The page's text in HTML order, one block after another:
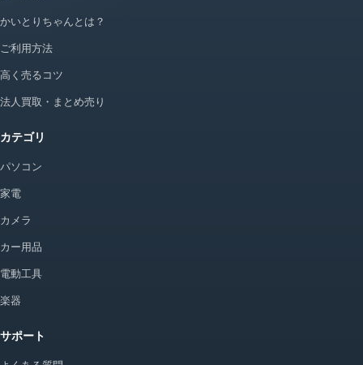
かいとりちゃんとは？
ご利用方法
高く売るコツ
法人買取・まとめ売り
カテゴリ
パソコン
家電
カメラ
カー用品
電動工具
楽器
サポート